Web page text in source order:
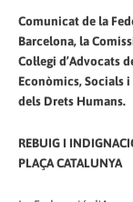
Comunicat de la
Barcelona, la
Col·legi d’Advocats
Econòmics, Socials
dels Drets Humans.
REBUIG I
PLAÇA CATALUNYA